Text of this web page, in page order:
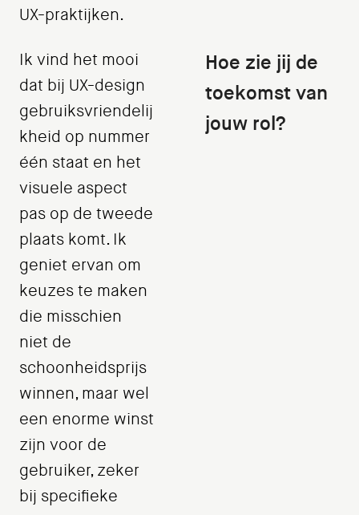
UX-praktijken.
Ik vind het mooi
dat bij UX-design
gebruiksvriendelij
kheid op nummer
één staat en het
visuele aspect
pas op de tweede
plaats komt. Ik
geniet ervan om
keuzes te maken
die misschien
niet de
schoonheidsprijs
winnen, maar wel
een enorme winst
zijn voor de
gebruiker, zeker
bij specifieke
Hoe zie jij de
toekomst van
jouw rol?